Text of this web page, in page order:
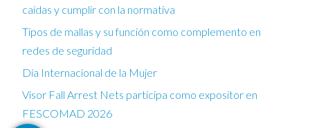
caídas y cumplir con la normativa
Tipos de mallas y su función como complemento en
redes de seguridad
Día Internacional de la Mujer
Visor Fall Arrest Nets participa como expositor en
FESCOMAD 2026